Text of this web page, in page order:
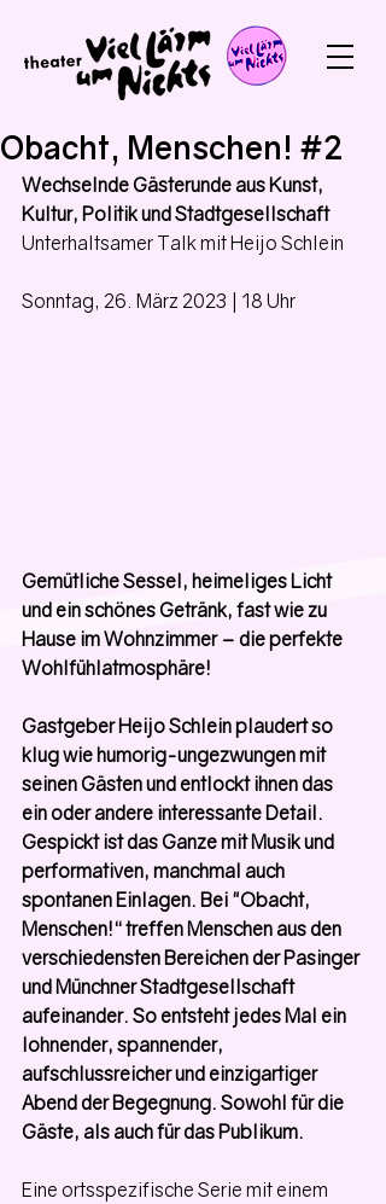
Obacht, Menschen! #2
Wechselnde Gästerunde aus Kunst,
Kultur, Politik und Stadtgesellschaft
Unterhaltsamer Talk mit Heijo Schlein
Sonntag, 26. März 2023 | 18 Uhr
Gemütliche Sessel, heimeliges Licht
und ein schönes Getränk, fast wie zu
Hause im Wohnzimmer – die perfekte
Wohlfühlatmosphäre!
Gastgeber Heijo Schlein plaudert so
klug wie humorig-ungezwungen mit
seinen Gästen und entlockt ihnen das
ein oder andere interessante Detail.
Gespickt ist das Ganze mit Musik und
performativen, manchmal auch
spontanen Einlagen. Bei "Obacht,
Menschen!“ treffen Menschen aus den
verschiedensten Bereichen der Pasinger
und Münchner Stadtgesellschaft
aufeinander. So entsteht jedes Mal ein
lohnender, spannender,
aufschlussreicher und einzigartiger
Abend der Begegnung. Sowohl für die
Gäste, als auch für das Publikum.
Eine ortsspezifische Serie mit einem